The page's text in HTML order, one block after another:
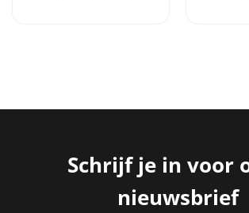
Schrijf je in voor
nieuwsbrief